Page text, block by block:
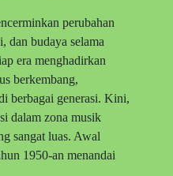
perubahan
dan budaya selama
era menghadirkan
berkembang,
berbagai generasi. Kini,
dalam zona musik
sangat luas. Awal
1950-an menandai